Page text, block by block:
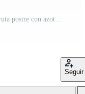
sabroso postre con Cereza salsa en vaso. Fruta postre con azotado crema, menta y Granola. Fresco frutas en azotado crema. Vídeo Pro
Seguir